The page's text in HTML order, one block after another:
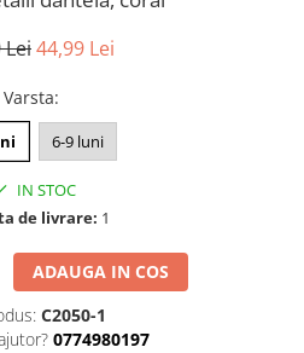
Lei44,99 Lei
Varsta:
6-9 luni
IN STOC
de livrare: 1
ADAUGA IN COS
C2050-1
0774980197